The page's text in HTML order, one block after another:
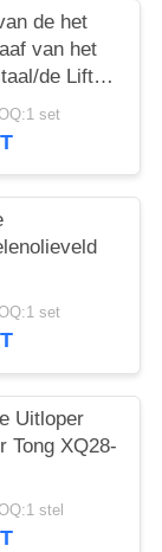
de het
van het
de Lift
20/25
set
OB van
set
Uitloper
Tong XQ28-
stel